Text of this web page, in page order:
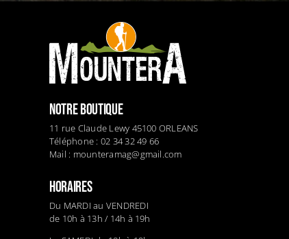
NOTRE BOUTIQUE
11 rue Claude Lewy 45100 ORLEANS
Téléphone : 02 34 32 49 66
Mail : mounteramag@gmail.com
HORAIRES
Du MARDI au VENDREDI
de 10h à 13h / 14h à 19h